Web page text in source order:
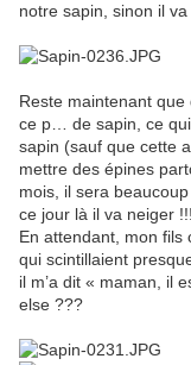
notre sapin, sinon il va
Reste maintenant
ce p… de sapin, ce qui
sapin (sauf que cette
mettre des épines
mois, il sera
ce jour là il va neiger !!!
En attendant, mon fils
qui scintillaient
il m’a dit « maman, il
else ???